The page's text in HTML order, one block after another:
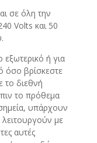
σε όλη την
Volts και 50
εξωτερικό ή για
όσο βρίσκεστε
το διεθνή
το πρόθεμα
υπάρχουν
με
αυτές